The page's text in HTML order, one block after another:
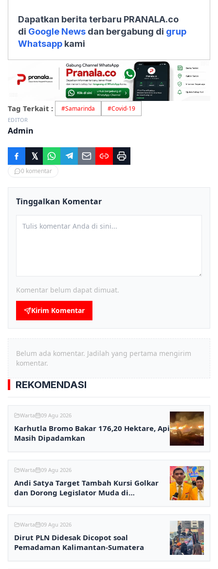
Dapatkan berita terbaru PRANALA.co
di Google News dan bergabung di grup
Whatsapp kami
Tag Terkait : #Samarinda #Covid-19
EDITOR
Admin
0 komentar
Tinggalkan Komentar
Komentar belum dapat dimuat.
Kirim Komentar
Belum ada komentar. Jadilah yang pertama mengirim
komentar.
REKOMENDASI
Warta 09 Agu 2026
Karhutla Bromo Bakar 176,20 Hektare, Api
Masih Dipadamkan
Warta 09 Agu 2026
Andi Satya Target Tambah Kursi Golkar
dan Dorong Legislator Muda di
Warta 09 Agu 2026
Dirut PLN Didesak Dicopot soal
Pemadaman Kalimantan-Sumatera